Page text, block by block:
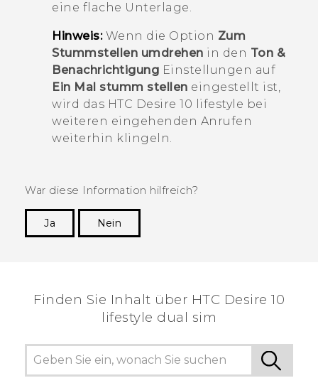
eine flache Unterlage.
Hinweis:Wenn die Option Zum
Stummstellen umdrehen in den Ton &
Benachrichtigung Einstellungen auf
Ein Mal stumm stellen eingestellt ist,
wird das HTC Desire 10 lifestyle bei
weiteren eingehenden Anrufen
weiterhin klingeln.
War diese Information hilfreich?
Ja
Nein
Finden Sie Inhalt über‎ HTC Desire 10
lifestyle dual sim